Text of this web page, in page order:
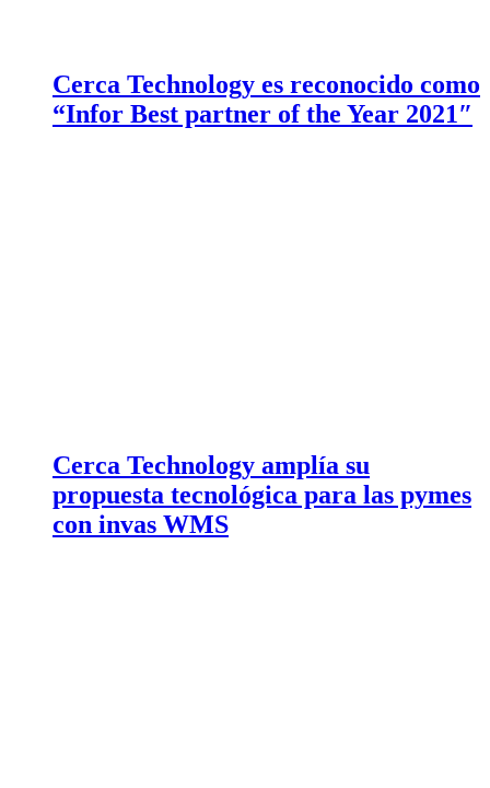
Cerca Technology es reconocido como
“Infor Best partner of the Year 2021″
Cerca Technology amplía su
propuesta tecnológica para las pymes
con invas WMS